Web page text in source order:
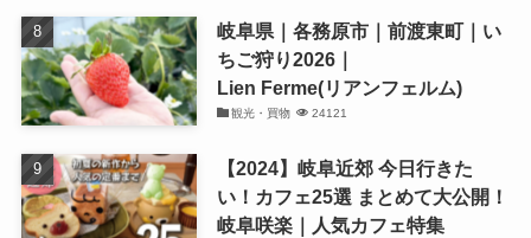
岐阜県｜各務原市｜前渡東町｜い
ちご狩り2026｜
Lien Ferme(リアンフェルム)
観光・買物 24121
【2024】岐阜近郊 今日行きた
い！カフェ25選 まとめて大公開！
岐阜咲楽｜人気カフェ特集